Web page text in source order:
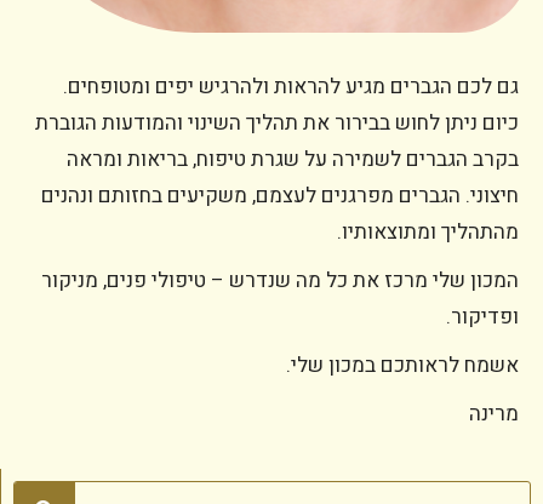
גם לכם הגברים מגיע להראות ולהרגיש יפים ומטופחים.
כיום ניתן לחוש בבירור את תהליך השינוי והמודעות הגוברת
בקרב הגברים לשמירה על שגרת טיפוח, בריאות ומראה
חיצוני. הגברים מפרגנים לעצמם, משקיעים בחזותם ונהנים
מהתהליך ומתוצאותיו.
המכון שלי מרכז את כל מה שנדרש – טיפולי פנים, מניקור
ופדיקור.
אשמח לראותכם במכון שלי.
מרינה